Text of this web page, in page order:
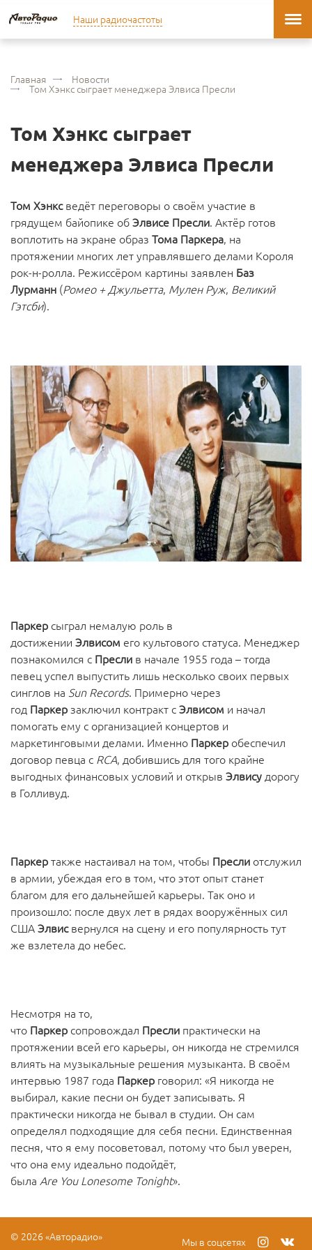
Наши радиочастоты
Главная Новости
Том Хэнкс сыграет менеджера Элвиса Пресли
Том Хэнкс сыграет
менеджера Элвиса Пресли
Том Хэнксведёт переговоры о своём участие в
грядущем байопике обЭлвисе Пресли. Актёр готов
воплотить на экране образ Тома Паркера, на
протяжении многих лет управлявшего делами Короля
рок-н-ролла. Режиссёром картины заявлен Баз
Лурманн (Ромео + Джульетта, Мулен Руж, Великий
Гэтсби).
Паркер сыграл немалую роль в
достижении Элвисом его культового статуса. Менеджер
познакомился с Пресли в начале 1955 года – тогда
певец успел выпустить лишь несколько своих первых
синглов на SunRecords. Примерно через
год Паркер заключил контракт сЭлвисом и начал
помогать ему с организацией концертов и
маркетинговыми делами. Именно Паркер обеспечил
договор певца с RCA, добившись для того крайне
выгодных финансовых условий и открыв Элвису дорогу
в Голливуд.
Паркертакже настаивал на том, чтобы Пресли отслужил
в армии, убеждая его в том, что этот опыт станет
благом для его дальнейшей карьеры. Так оно и
произошло: после двух лет в рядах вооружённых сил
СШАЭлвисвернулся на сцену и его популярность тут
же взлетела до небес.
Несмотря на то,
что Паркер сопровождал Пресли практически на
протяжении всей его карьеры, он никогда не стремился
влиять на музыкальные решения музыканта. В своём
интервью 1987 года Паркер говорил: «Я никогда не
выбирал, какие песни он будет записывать. Я
практически никогда не бывал в студии. Он сам
определял подходящие для себя песни. Единственная
песня, что я ему посоветовал, потому что был уверен,
что она ему идеально подойдёт,
была Are YouLonesome Tonight».
© 2026 «Авторадио»
Мы в соцсетях